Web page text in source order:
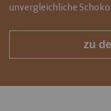
unvergleichliche
zu